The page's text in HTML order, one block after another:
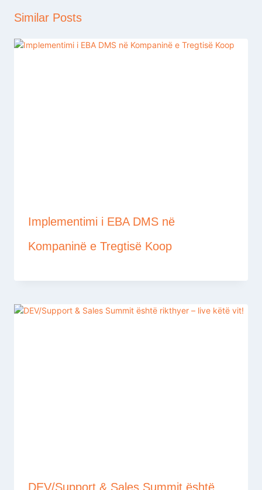
Similar Posts
Implementimi i EBA DMS në
Kompaninë e Tregtisë Koop
DEV/Support & Sales Summit është